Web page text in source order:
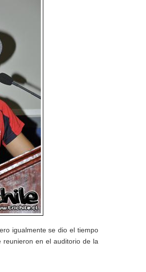
igualmente se dio el tiempo
reunieron en el auditorio de la